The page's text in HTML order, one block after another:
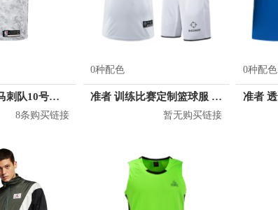
Nike 德罗赞 马刺队10号球衣
8条购买链接
0种配色
准者 训练比赛定制篮球服 Z17110105
暂无购买链接
0种配色